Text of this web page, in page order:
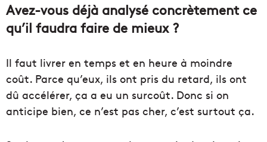
Avez-vous déjà analysé concrètement ce
qu’il faudra faire de mieux ?
Il faut livrer en temps et en heure à moindre
coût. Parce qu’eux, ils ont pris du retard, ils ont
dû accélérer, ça a eu un surcoût. Donc si on
anticipe bien, ce n’est pas cher, c’est surtout ça.